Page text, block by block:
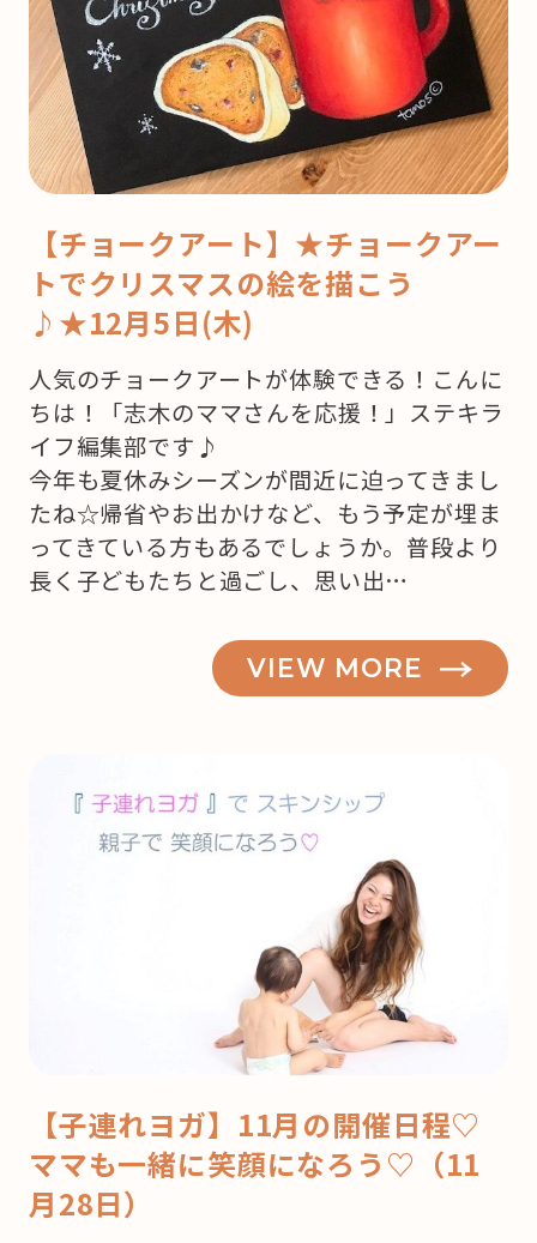
【チョークアート】★チョークアー
トでクリスマスの絵を描こう
♪★12月5日(木)
人気のチョークアートが体験できる！こんに
ちは！「志木のママさんを応援！」ステキラ
イフ編集部です♪
今年も夏休みシーズンが間近に迫ってきまし
たね☆帰省やお出かけなど、もう予定が埋ま
ってきている方もあるでしょうか。普段より
長く子どもたちと過ごし、思い出…
VIEW MORE
【子連れヨガ】11月の開催日程♡
ママも一緒に笑顔になろう♡（11
月28日）